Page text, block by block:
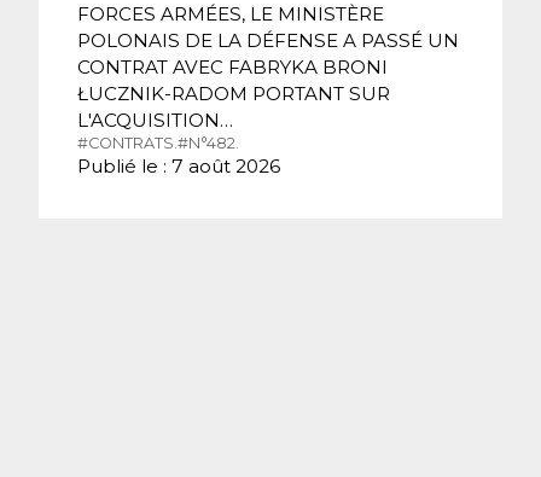
FORCES ARMÉES, LE MINISTÈRE
POLONAIS DE LA DÉFENSE A PASSÉ UN
CONTRAT AVEC FABRYKA BRONI
ŁUCZNIK-RADOM PORTANT SUR
L'ACQUISITION…
#CONTRATS. #N°482.
Publié le : 7 août 2026